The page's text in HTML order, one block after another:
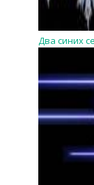
Два синих